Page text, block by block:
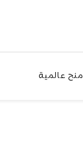
منح عالمية